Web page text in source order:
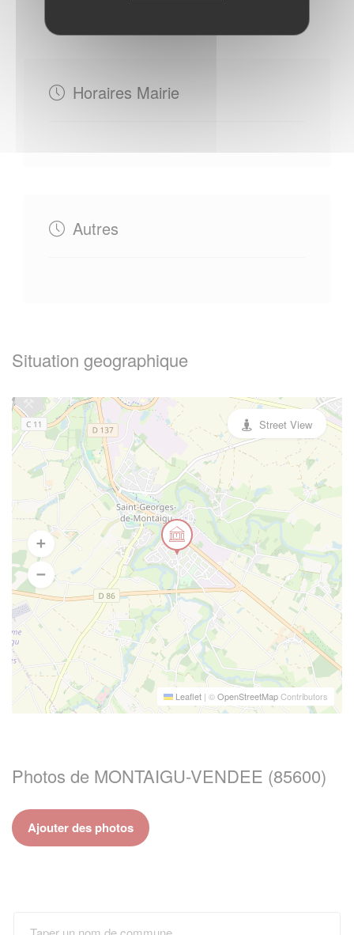
Horaires Mairie
Autres
Situation geographique
Leaflet | ©OpenStreetMapContributors
Street View
Photos de MONTAIGU-VENDEE (85600)
Ajouter des photos